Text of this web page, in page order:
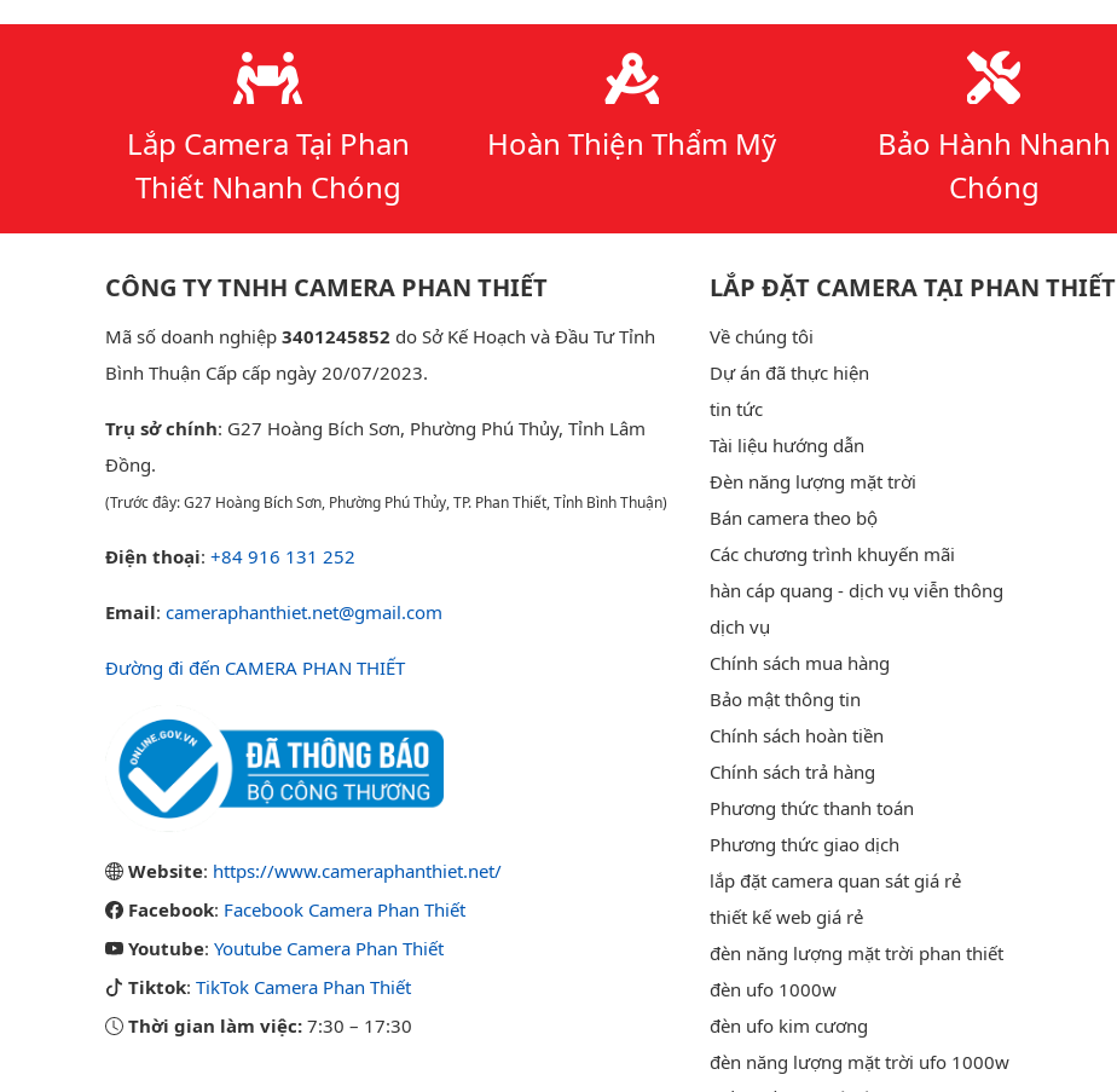
Lý do chọn chúng tôi
Lắp Camera Tại Phan
Thiết Nhanh Chóng
Hoàn Thiện Thẩm Mỹ
Bảo Hành Nhanh
Chóng
CÔNG TY TNHH CAMERA PHAN THIẾT
Mã số doanh nghiệp 3401245852 do Sở Kế Hoạch và Đầu Tư Tỉnh
Bình Thuận Cấp cấp ngày 20/07/2023.
Trụ sở chính: G27 Hoàng Bích Sơn, Phường Phú Thủy, Tỉnh Lâm
Đồng.
(Trước đây: G27 Hoàng Bích Sơn, Phường Phú Thủy, TP. Phan Thiết, Tỉnh Bình Thuận)
Điện thoại: +84 916 131 252
Email: cameraphanthiet.net@gmail.com
Đường đi đến CAMERA PHAN THIẾT
Website: https://www.cameraphanthiet.net/
Facebook: Facebook Camera Phan Thiết
Youtube: Youtube Camera Phan Thiết
Tiktok: TikTok Camera Phan Thiết
Thời gian làm việc: 7:30 – 17:30
LẮP ĐẶT CAMERA TẠI PHAN THIẾT
Về chúng tôi
Dự án đã thực hiện
tin tức
Tài liệu hướng dẫn
Đèn năng lượng mặt trời
Bán camera theo bộ
Các chương trình khuyến mãi
hàn cáp quang - dịch vụ viễn thông
dịch vụ
Chính sách mua hàng
Bảo mật thông tin
Chính sách hoàn tiền
Chính sách trả hàng
Phương thức thanh toán
Phương thức giao dịch
lắp đặt camera quan sát giá rẻ
thiết kế web giá rẻ
đèn năng lượng mặt trời phan thiết
đèn ufo 1000w
đèn ufo kim cương
đèn năng lượng mặt trời ufo 1000w